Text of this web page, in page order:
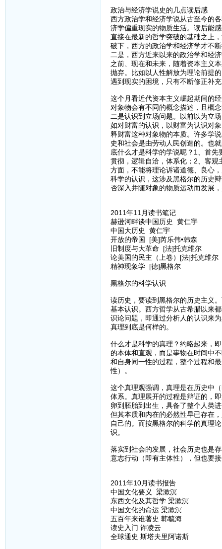
政治与经济学说史的几点读后感
西方政治学和经济学说从古至今的
济学偏重现实的物质生活。读后能
直接在最新的哲学突破的基础之上
破下，西方的政治学和经济学才不
二是，西方近来以来的政治学和经
之前、现在和未来，随着资本主义
抛弃。比如以人性解放为理论前提
遇到现实的困境，只有不断修正补
这个月看近代资本主义崛起期间的
对象物会有不同的概念描述，且概
二是认识到立场问题。以前以为立
如对财富的认识，以财富为认识对
释财富这种对象物的本质。许多学
史和社会是由劳动人民创造的。也
底什么才是科学的学说呢？1、首
贯彻，逻辑自洽，体系化；2、客
方面，不能将理论诉诸道德、良心
科学的认识，这涉及黑格尔的历史
否深入并随对象的物质运动而发展
2011年11月读书笔记
赫逊河畔谈中国历史 黄仁宇
中国大历史 黄仁宇
开放的帝国 [美]芮乐伟•韩森
旧制度与大革命 [法]托克维尔
论美国的民主（上卷）[法]托克维尔
精神现象学 [德]黑格尔
黑格尔的科学认识
读历史，要读到黑格尔的历史主义
基本认识。西方哲学从古希腊以来
识论问题，即通过分析人的认识来
真理到底是何样的。
什么才是科学的真理？约略起来，
的本体和直观，而是事物在时间中
和自身同一性的过程，整个过程和
性）。
这个真理观强调，真理是在历史中
体系。真理展开的过程是辩证的，
卵到胚胎到出生，具备了整个人类
但其本质和内在的必然性早已存在
自己的。而按黑格尔的科学的真理
识。
落实到社会的发展，社会历史也是
意志行动（即有主体性），但也要
2011年10月读书报告
中国文化要义 梁漱溟
东西文化及其哲学 梁漱溟
中国文化的命运 梁漱溟
五百年来谁著史 韩毓海
读史入门 许凌云
全球通史 斯塔夫里阿诺斯